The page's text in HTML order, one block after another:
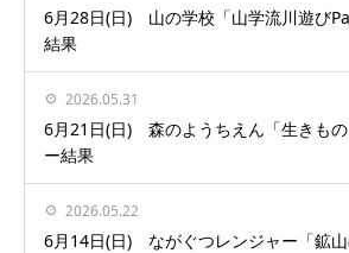
6月28日(日) 山の学校「山学流川遊び
結果
2026.05.31
6月21日(日) 森のようちえん「生きもの
ー結果
2026.05.22
6月14日(日) ながぐつレンジャー「鉱